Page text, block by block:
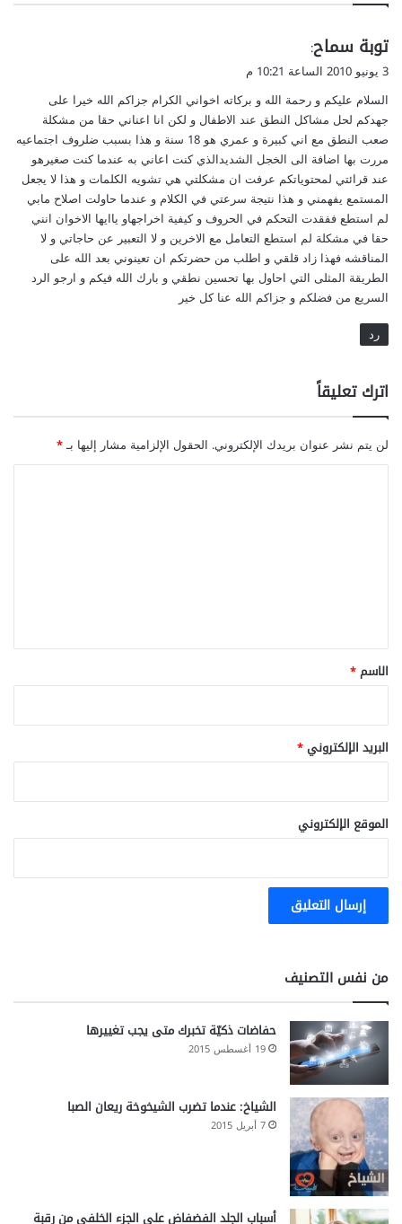
س
ع
ة
ا
ل
ت
ق
ي
ي
م
ا
ل
ن
ف
س
ي
ل
ل
ص
م
ي
ق
ل
توبة سماح:
3 يونيو 2010 الساعة 10:21 م
السلام عليكم و رحمة الله و بركاته اخواني الكرام جزاكم الله خيرا على
جهدكم لحل مشاكل النطق عند الاطفال و لكن انا اعناني حقا من مشكلة
صعب النطق مع اني كبيرة و عمري هو 18 سنة و هذا بسبب ضلروف اجتماعيه
مررت بها اضافة الى الخجل الشديدالذي كنت اعاني به عندما كنت صغيرهو
عند قرائتي لمحتوياتكم عرفت ان مشكلتي هي تشويه الكلمات و هذا لا يجعل
المستمع يفهمني و هذا نتيجة سرعتي في الكلام و عندما حاولت اصلاح مابي
لم استطع ففقدت التحكم في الحروف و كيفية اخراجهاو ياايها الاخوان انني
حقا في مشكلة لم استطع التعامل مع الاخرين و لا التعبير عن حاجاتي و لا
المناقشه فهذا زاد قلقي و اطلب من حضرتكم ان تعينوني بعد الله على
الطريقة المثلى التي احاول بها تحسين نطقي و بارك الله فيكم و ارجو الرد
السريع من فضلكم و جزاكم الله عنا كل خير
رد
اترك تعليقاً
لن يتم نشر عنوان بريدك الإلكتروني. الحقول الإلزامية مشار إليها بـ*
*
الاسم*
البريد الإلكتروني*
الموقع الإلكتروني
من نفس التصنيف
حفاضات ذكيّة تخبرك متى يجب تغييرها
19 أغسطس 2015
الشياخ: عندما تضرب الشيخوخة ريعان الصبا
7 أبريل 2015
أسباب الجلد الفضفاض على الجزء الخلفي من رقبة